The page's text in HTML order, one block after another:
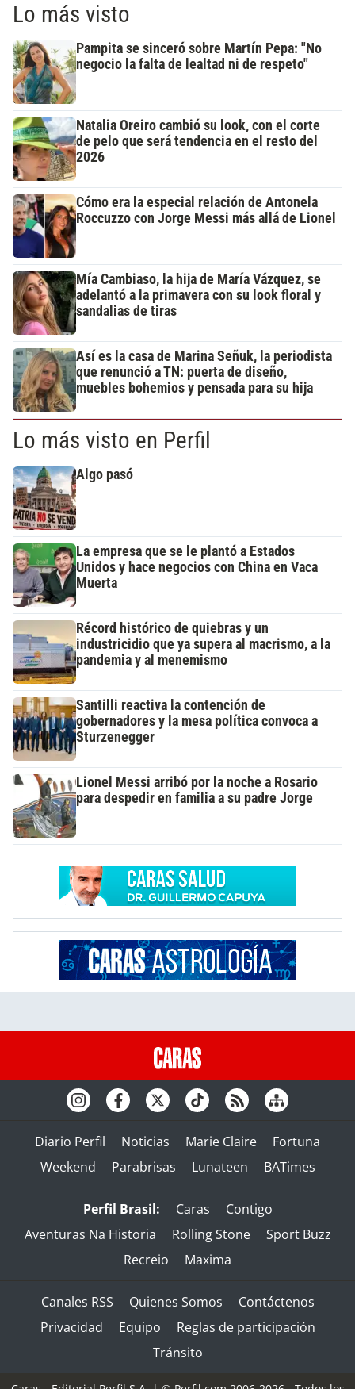
Lo más visto
Pampita se sinceró sobre Martín Pepa: "No
negocio la falta de lealtad ni de respeto"
Natalia Oreiro cambió su look, con el corte
de pelo que será tendencia en el resto del
2026
Cómo era la especial relación de Antonela
Roccuzzo con Jorge Messi más allá de Lionel
Mía Cambiaso, la hija de María Vázquez, se
adelantó a la primavera con su look floral y
sandalias de tiras
Así es la casa de Marina Señuk, la periodista
que renunció a TN: puerta de diseño,
muebles bohemios y pensada para su hija
Lo más visto en Perfil
Algo pasó
La empresa que se le plantó a Estados
Unidos y hace negocios con China en Vaca
Muerta
Récord histórico de quiebras y un
industricidio que ya supera al macrismo, a la
pandemia y al menemismo
Santilli reactiva la contención de
gobernadores y la mesa política convoca a
Sturzenegger
Lionel Messi arribó por la noche a Rosario
para despedir en familia a su padre Jorge
Diario Perfil Noticias Marie Claire
Fortuna
Weekend
Parabrisas Lunateen BATimes
Perfil Brasil: Caras
Contigo
Aventuras Na Historia
Rolling Stone
Sport Buzz
Recreio
Maxima
Canales RSS Quienes Somos
Contáctenos
Privacidad
Equipo
Reglas de participación
Tránsito